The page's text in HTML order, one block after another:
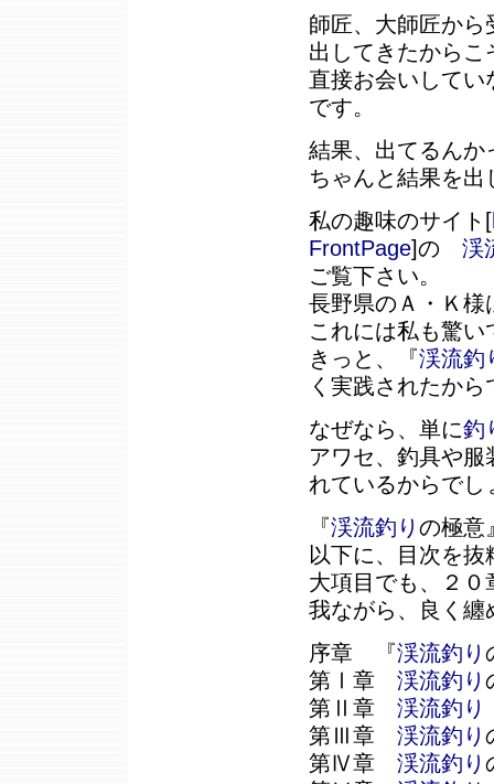
師匠、大師匠か
出してきたから
直接お会いして
です。
結果、出てるんか
ちゃんと結果を
私の趣味のサイト[
FrontPage]の 渓
ご覧下さい。
長野県のＡ・Ｋ様
これには私も驚い
きっと、『渓流釣
く実践されたから
なぜなら、単に釣
アワセ、釣具や
れているからでし
『渓流釣り の極意
以下に、目次を抜
大項目でも、２０
我ながら、良く纏
序章 『渓流釣り
第Ⅰ章 渓流釣り
第Ⅱ章 渓流釣り
第Ⅲ章 渓流釣り
第Ⅳ章 渓流釣り